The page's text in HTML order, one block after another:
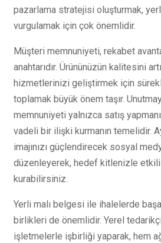
pazarlama stratejisi oluşturmak,
vurgulamak için çok önemlidir.
Müşteri memnuniyeti, rekabet
anahtarıdır. Ürününüzün kalitesini
hizmetlerinizi geliştirmek için
toplamak büyük önem taşır.
memnuniyeti yalnızca satış
vadeli bir ilişki kurmanın temelidir.
imajınızı güçlendirecek sosyal
düzenleyerek, hedef kitlenizle
kurabilirsiniz.
Yerli malı belgesi ile ihalelerde
birlikleri de önemlidir. Yerel
işletmelerle işbirliği yaparak, hem